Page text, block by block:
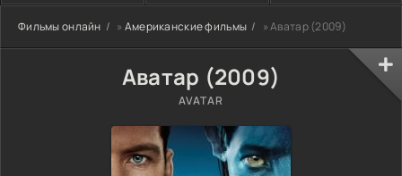
Фильмы онлайн » Американские фильмы » Аватар (2009)
Аватар (2009)
AVATAR